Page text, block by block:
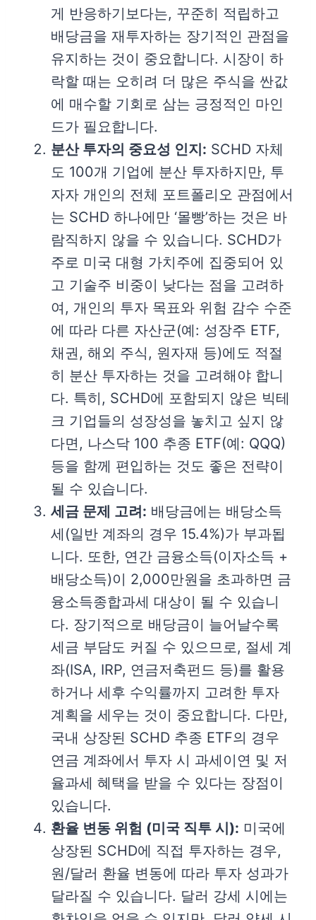
게 반응하기보다는, 꾸준히 적립하고
배당금을 재투자하는 장기적인 관점을
유지하는 것이 중요합니다. 시장이 하
락할 때는 오히려 더 많은 주식을 싼값
에 매수할 기회로 삼는 긍정적인 마인
드가 필요합니다.
분산 투자의 중요성 인지: SCHD 자체
도 100개 기업에 분산 투자하지만, 투
자자 개인의 전체 포트폴리오 관점에서
는 SCHD 하나에만 ‘몰빵’하는 것은 바
람직하지 않을 수 있습니다. SCHD가
주로 미국 대형 가치주에 집중되어 있
고 기술주 비중이 낮다는 점을 고려하
여, 개인의 투자 목표와 위험 감수 수준
에 따라 다른 자산군(예: 성장주 ETF,
채권, 해외 주식, 원자재 등)에도 적절
히 분산 투자하는 것을 고려해야 합니
다. 특히, SCHD에 포함되지 않은 빅테
크 기업들의 성장성을 놓치고 싶지 않
다면, 나스닥 100 추종 ETF(예: QQQ)
등을 함께 편입하는 것도 좋은 전략이
될 수 있습니다.
세금 문제 고려: 배당금에는 배당소득
세(일반 계좌의 경우 15.4%)가 부과됩
니다. 또한, 연간 금융소득(이자소득 +
배당소득)이 2,000만원을 초과하면 금
융소득종합과세 대상이 될 수 있습니
다. 장기적으로 배당금이 늘어날수록
세금 부담도 커질 수 있으므로, 절세 계
좌(ISA, IRP, 연금저축펀드 등)를 활용
하거나 세후 수익률까지 고려한 투자
계획을 세우는 것이 중요합니다. 다만,
국내 상장된 SCHD 추종 ETF의 경우
연금 계좌에서 투자 시 과세이연 및 저
율과세 혜택을 받을 수 있다는 장점이
있습니다.
환율 변동 위험 (미국 직투 시): 미국에
상장된 SCHD에 직접 투자하는 경우,
원/달러 환율 변동에 따라 투자 성과가
달라질 수 있습니다. 달러 강세 시에는